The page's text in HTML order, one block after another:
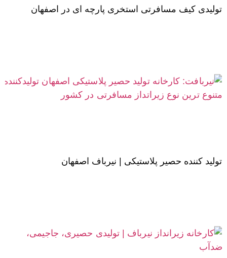
تولیدی کیف مسافرتی استخری پارچه ای در اصفهان
تولید کننده حصیر پلاستیکی | نیرباف اصفهان